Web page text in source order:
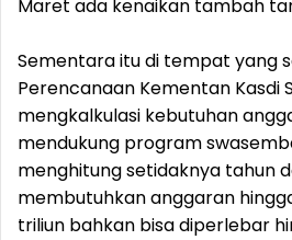
Maret ada kenaikan tambah
Sementara itu di tempat yang
Perencanaan Kementan Kasdi
mengkalkulasi kebutuhan
mendukung program
menghitung setidaknya tahun
membutuhkan anggaran
triliun bahkan bisa diperlebar